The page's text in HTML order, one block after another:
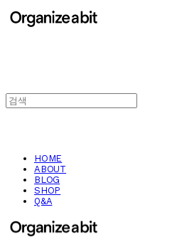
HOME
ABOUT
BLOG
SHOP
Q&A